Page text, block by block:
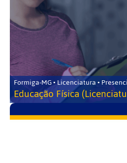
Formiga-MG • Licenciatura •
Educação Física